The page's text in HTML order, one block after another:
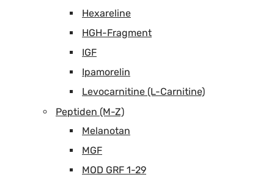
Hexareline
HGH-Fragment
IGF
Ipamorelin
Levocarnitine (L-Carnitine)
Peptiden (M-Z)
Melanotan
MGF
MOD GRF 1-29